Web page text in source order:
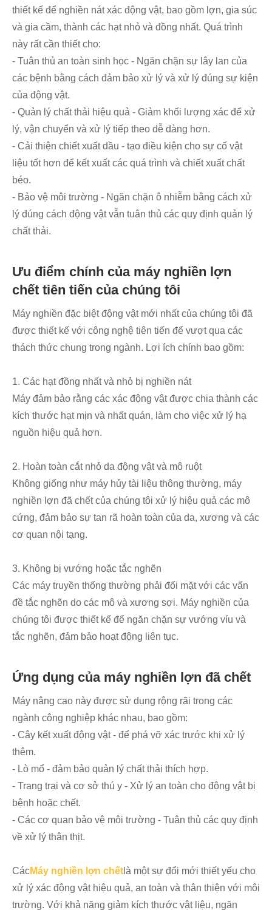
thiết kế để nghiền nát xác động vật, bao gồm lợn, gia súc
và gia cầm, thành các hạt nhỏ và đồng nhất. Quá trình
này rất cần thiết cho:
- Tuân thủ an toàn sinh học - Ngăn chặn sự lây lan của
các bệnh bằng cách đảm bảo xử lý và xử lý đúng sự kiện
của động vật.
- Quản lý chất thải hiệu quả - Giảm khối lượng xác để xử
lý, vận chuyển và xử lý tiếp theo dễ dàng hơn.
- Cải thiện chiết xuất dầu - tạo điều kiện cho sự cố vật
liệu tốt hơn để kết xuất các quá trình và chiết xuất chất
béo.
- Bảo vệ môi trường - Ngăn chặn ô nhiễm bằng cách xử
lý đúng cách động vật vẫn tuân thủ các quy định quản lý
chất thải.
Ưu điểm chính của máy nghiền lợn
chết tiên tiến của chúng tôi
Máy nghiền đặc biệt động vật mới nhất của chúng tôi đã
được thiết kế với công nghệ tiên tiến để vượt qua các
thách thức chung trong ngành. Lợi ích chính bao gồm:
1. Các hạt đồng nhất và nhỏ bị nghiền nát
Máy đảm bảo rằng các xác động vật được chia thành các
kích thước hạt mịn và nhất quán, làm cho việc xử lý hạ
nguồn hiệu quả hơn.
2. Hoàn toàn cắt nhỏ da động vật và mô ruột
Không giống như máy hủy tài liệu thông thường, máy
nghiền lợn đã chết của chúng tôi xử lý hiệu quả các mô
cứng, đảm bảo sự tan rã hoàn toàn của da, xương và các
cơ quan nội tạng.
3. Không bị vướng hoặc tắc nghẽn
Các máy truyền thống thường phải đối mặt với các vấn
đề tắc nghẽn do các mô và xương sợi. Máy nghiền của
chúng tôi được thiết kế để ngăn chặn sự vướng víu và
tắc nghẽn, đảm bảo hoạt động liên tục.
Ứng dụng của máy nghiền lợn đã chết
Máy nâng cao này được sử dụng rộng rãi trong các
ngành công nghiệp khác nhau, bao gồm:
- Cây kết xuất động vật - để phá vỡ xác trước khi xử lý
thêm.
- Lò mổ - đảm bảo quản lý chất thải thích hợp.
- Trang trại và cơ sở thú y - Xử lý an toàn cho động vật bị
bệnh hoặc chết.
- Các cơ quan bảo vệ môi trường - Tuân thủ các quy định
về xử lý thân thịt.
CácMáy nghiền lợn chết là một sự đổi mới thiết yếu cho
xử lý xác động vật hiệu quả, an toàn và thân thiện với môi
trường. Với khả năng giảm kích thước vật liệu, ngăn